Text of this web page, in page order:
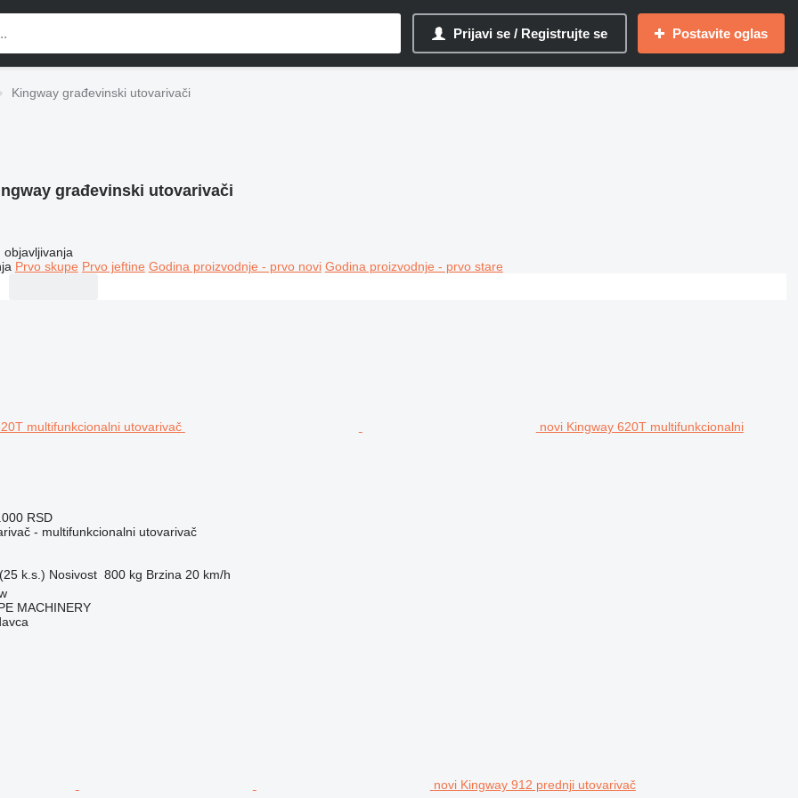
Prijavi se / Registrujte se Postavite oglas
Kingway građevinski utovarivači
građevinski utovarivači
objavljivanja
Prvo skupe Prvo jeftine Godina proizvodnje - prvo novi Godina proizvodnje - prvo stare
novi Kingway 620T multifunkcionalni
RSD
- multifunkcionalni utovarivač
k.s.) Nosivost 800 kg Brzina 20 km/h
MACHINERY
novi Kingway 912 prednji utovarivač